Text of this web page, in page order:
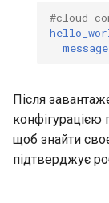
#cloud-
message
Після
конфігурацією
щоб знайти
підтверджує